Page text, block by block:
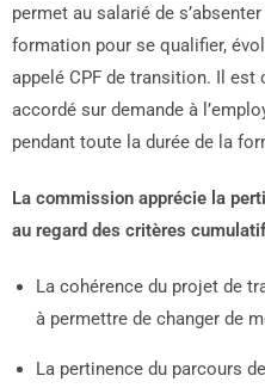
permet au salarié de
formation pour se qualifier,
appelé CPF de transition. Il
accordé sur demande à
pendant toute la durée de la
La commission apprécie la
au regard des critères
La cohérence du projet de
à permettre de changer de
La pertinence du parcours